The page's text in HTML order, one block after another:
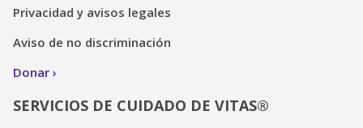
Privacidad y avisos legales
Aviso de no discriminación
Donar
SERVICIOS DE CUIDADO DE VITAS®